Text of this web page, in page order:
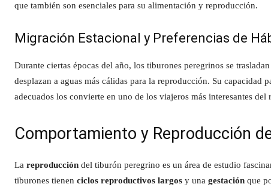
que también son esenciales para su alimentación y reproducción.
Migración Estacional y Preferencias de
Durante ciertas épocas del año, los tiburones peregrinos se
desplazan a aguas más cálidas para la reproducción. Su capacidad
adecuados los convierte en uno de los viajeros más interesantes del
Comportamiento y Reproducción
La reproducción del tiburón peregrino es un área de estudio
tiburones tienen ciclos reproductivos largos y una gestación que